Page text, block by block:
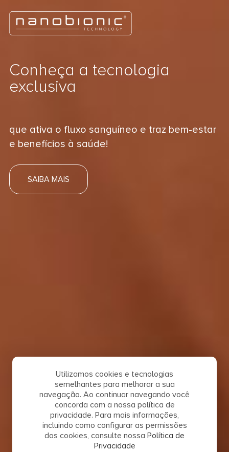
Conheça a tecnologia
exclusiva
que ativa o fluxo sanguíneo e traz bem-estar
e benefícios à saúde!
SAIBA MAIS
Utilizamos cookies e tecnologias
semelhantes para melhorar a sua
navegação. Ao continuar navegando você
concorda com a nossa política de
privacidade. Para mais informações,
incluindo como configurar as permissões
dos cookies, consulte nossa Política de
Privacidade